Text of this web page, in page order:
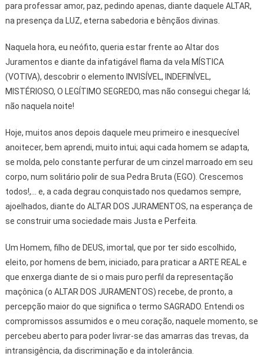
para professar amor, paz, pedindo apenas, diante daquele ALTAR,
na presença da LUZ, eterna sabedoria e bênçãos divinas.
Naquela hora, eu neófito, queria estar frente ao Altar dos
Juramentos e diante da infatigável flama da vela MÍSTICA
(VOTIVA), descobrir o elemento INVISÍVEL, INDEFINÍVEL,
MISTÉRIOSO, O LEGÍTIMO SEGREDO, mas não consegui chegar lá;
não naquela noite!
Hoje, muitos anos depois daquele meu primeiro e inesquecível
anoitecer, bem aprendi, muito intui; aqui cada homem se adapta,
se molda, pelo constante perfurar de um cinzel marroado em seu
corpo, num solitário polir de sua Pedra Bruta (EGO). Crescemos
todos!,... e, a cada degrau conquistado nos quedamos sempre,
ajoelhados, diante do ALTAR DOS JURAMENTOS, na esperança de
se construir uma sociedade mais Justa e Perfeita.
Um Homem, filho de DEUS, imortal, que por ter sido escolhido,
eleito, por homens de bem, iniciado, para praticar a ARTE REAL e
que enxerga diante de si o mais puro perfil da representação
maçônica (o ALTAR DOS JURAMENTOS) recebe, de pronto, a
percepção maior do que significa o termo SAGRADO. Entendi os
compromissos assumidos e o meu coração, naquele momento, se
percebeu aberto para poder livrar-se das amarras das trevas, da
intransigência, da discriminação e da intolerância.